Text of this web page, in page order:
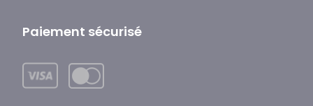
Paiement sécurisé